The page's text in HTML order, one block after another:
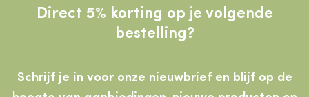
Direct 5% korting op je volgende
bestelling?
Schrijf je in voor onze nieuwbrief en blijf op de